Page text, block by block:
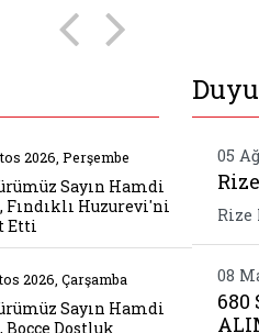
il mudurumuz sayin
2026, Perşembe
Sayın Hamdi
Fındıklı Huzurevi'ni
Etti
il mudurumuz sayin
2026, Çarşamba
Sayın Hamdi
Bocce Dostluk
05
Rize
08
680